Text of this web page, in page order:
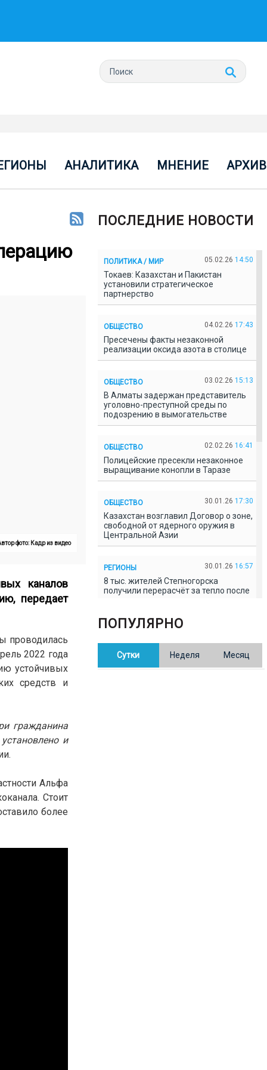
АНАЛИТИКА МНЕНИЕ АРХИВ
фото: Кадр из видео
каналов
передает
проводилась
2022 года
устойчивых
средств и
гражданина
и
Альфа
Стоит
более
ПОСЛЕДНИЕ НОВОСТИ
ПОЛИТИКА / МИР 05.02.26 14:50
Токаев: Казахстан и Пакистан
установили стратегическое
партнерство
ОБЩЕСТВО 04.02.26 17:43
Пресечены факты незаконной
реализации оксида азота в столице
ОБЩЕСТВО 03.02.26 15:13
В Алматы задержан представитель
уголовно-преступной среды по
подозрению в вымогательстве
ОБЩЕСТВО 02.02.26 16:41
Полицейские пресекли незаконное
выращивание конопли в Таразе
ОБЩЕСТВО 30.01.26 17:30
Казахстан возглавил Договор о зоне,
свободной от ядерного оружия в
Центральной Азии
РЕГИОНЫ 30.01.26 16:57
8 тыс. жителей Степногорска
получили перерасчёт за тепло после
В Казахстане готовят новую
редакцию Конституции: меняется
ПОПУЛЯРНО
Сутки Неделя Месяц